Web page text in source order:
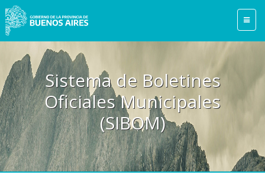
Sistema de Boletines
Oficiales Municipales
(SIBOM)